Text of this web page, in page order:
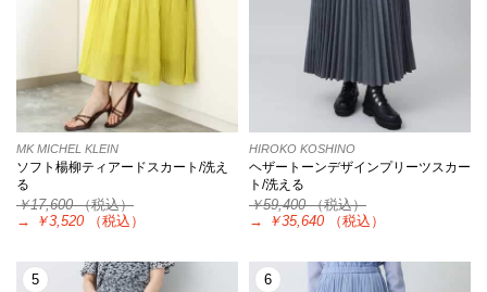
MK MICHEL KLEIN
ソフト楊柳ティアードスカート/洗え
る
￥17,600（税込）
→
￥3,520 （税込）
HIROKO KOSHINO
ヘザートーンデザインプリーツスカー
ト/洗える
￥59,400（税込）
→
￥35,640 （税込）
5 6